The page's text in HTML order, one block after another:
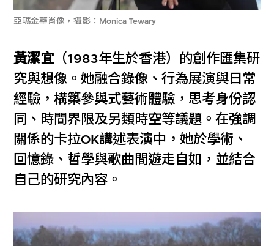
亞瑪金華肖像，攝影：Monica Tewary
黃潔宜（1983年生於香港）的創作匯集研
究與想像。她融合錄像、行為展演與日常
經驗，構築參與式藝術體驗，思考身份認
同、時間界限及另類時空等議題。在強調
關係的卡拉OK講述表演中，她於學術、
回憶錄、哲學與歌曲間遊走自如，並結合
自己的研究內容。